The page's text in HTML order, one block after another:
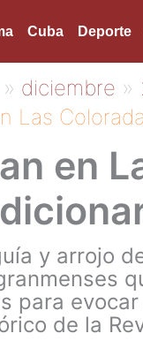
Cuba Deporte
diciembre
Las
en
y arrojo
para
de la